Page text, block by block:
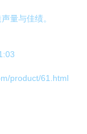
量与佳绩。
product/61.html